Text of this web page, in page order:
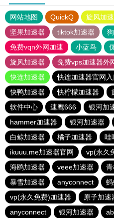
网站地图 QuickQ 旋风加
坚果加速器
tiktok加速器
免费vqn外网加速
小蓝鸟
旋风加速器
免费vps加速器外
快连加速器
快连加速器官网入
快鸭加速器
快柠檬加速器
软件中心
速鹰666 银河加
hammer加速器
银河加速器
白鲸加速器
橘子加速器
哇
ikuuu.me加速器官网
vp(永久
海鸥加速器
veee加速器
暴雪加速器
anyconnect
vp(永久免费)加速器
原子加速
anyconnect
银河加速器